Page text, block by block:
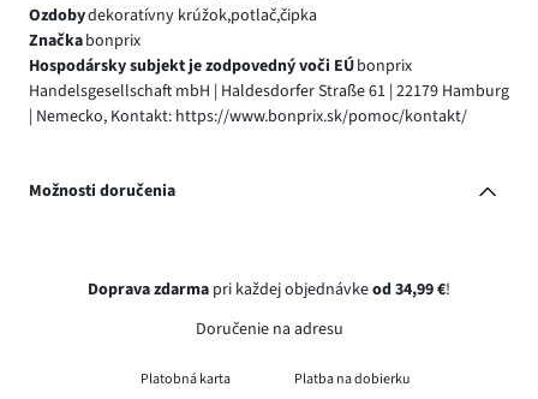
Ozdobydekoratívny krúžok,potlač,čipka
Značkabonprix
Hospodársky subjekt je zodpovedný voči EÚbonprix
Handelsgesellschaft mbH | Haldesdorfer Straße 61 | 22179 Hamburg
| Nemecko, Kontakt: https://www.bonprix.sk/pomoc/kontakt/
Možnosti doručenia
Doprava zdarma pri každej objednávkeod 34,99 €!
Doručenie na adresu
Platobná karta Platba na dobierku